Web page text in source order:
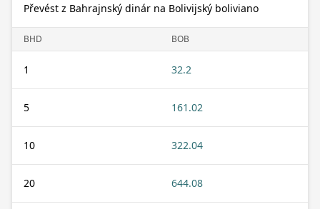
Převést z Bahrajnský dinár na Bolivijský boliviano
BHD BOB
1 32.2
5 161.02
10 322.04
20 644.08